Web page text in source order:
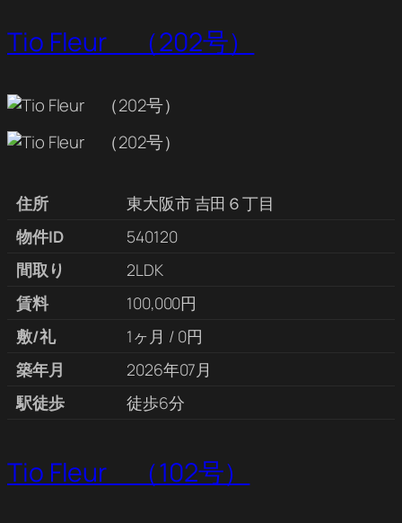
Tio Fleur （202号）
住所
東大阪市 吉田６丁目
物件ID
540120
間取り
2LDK
賃料
100,000円
敷/礼
1ヶ月 / 0円
築年月
2026年07月
駅徒歩
徒歩6分
Tio Fleur （102号）